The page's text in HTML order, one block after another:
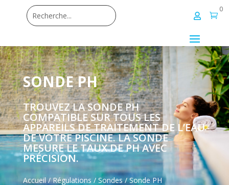
 
0
SONDE PH
TROUVEZ LA SONDE PH
COMPATIBLE SUR TOUS LES
APPAREILS DE TRAITEMENT DE L’EAU
DE VOTRE PISCINE. LA SONDE
MESURE LE TAUX DE PH AVEC
PRÉCISION.
Accueil/Régulations / Sondes/ Sonde PH